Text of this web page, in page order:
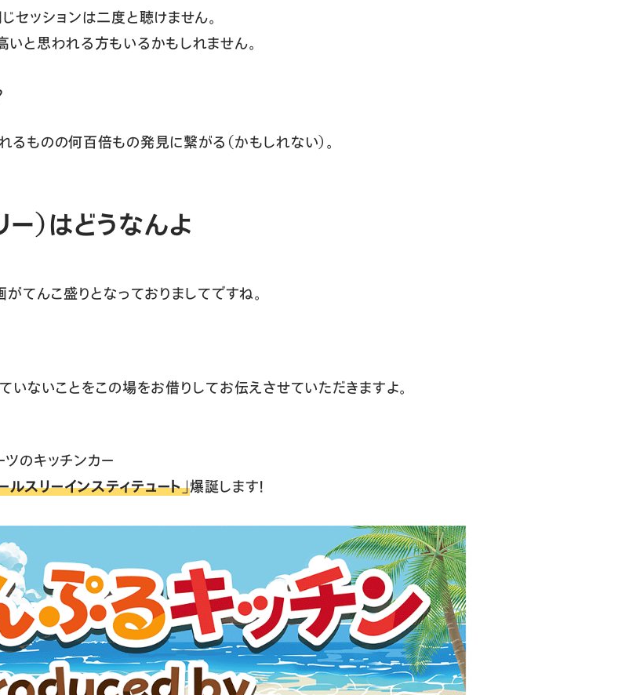
セッションは二度と聴けません。
と思われる方もいるかもしれません。
ものの何百倍もの発見に繋がる（かもしれない）。
）はどうなんよ
てんこ盛りとなっておりましてですね。
いないことをこの場をお借りしてお伝えさせていただきますよ。
のキッチンカー
スリーインスティテュート」爆誕します！